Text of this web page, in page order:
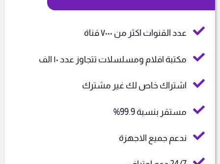
عدد القنوات اكثر من ٧٠٠٠ قناة
مكتبة افلام ومسلسلات تتجاوز عدد ١٠ الف
اشتراك خاص لك غير مشترك
مستقر بنسبة 99.9%
ندعم جميع الاجهزة